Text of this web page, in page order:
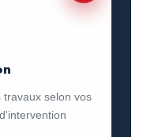
travaux selon vos